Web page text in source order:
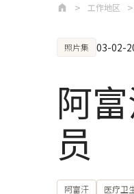
工作地区
照片集 03-02-
阿
员
阿富汗 医疗卫